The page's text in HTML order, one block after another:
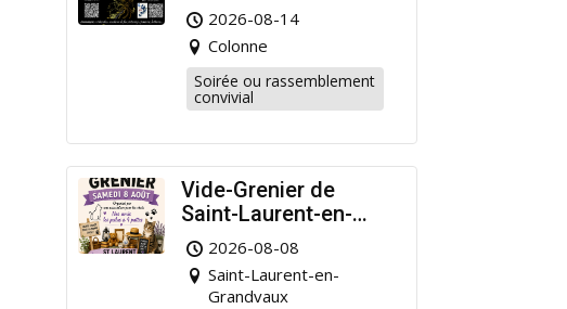
2026-08-14
Colonne
Soirée ou rassemblement
convivial
Vide-Grenier de
Saint-Laurent-en-
Grandvaux : Venez
chiner pour la bonne
cause !
2026-08-08
Saint-Laurent-en-
Grandvaux